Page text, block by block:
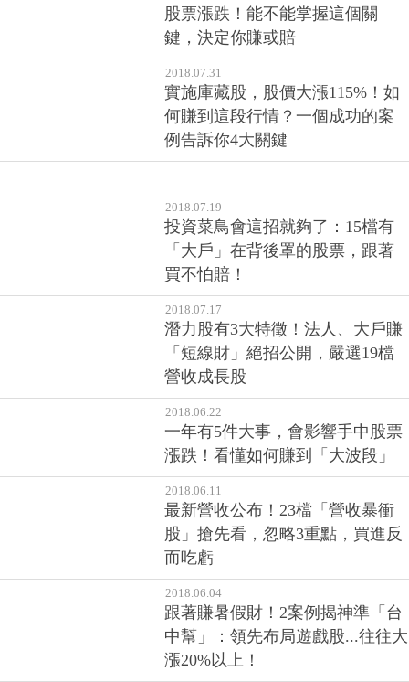
股票漲跌！能不能掌握這個關
鍵，決定你賺或賠
2018.07.31
實施庫藏股，股價大漲115%！如
何賺到這段行情？一個成功的案
例告訴你4大關鍵
2018.07.19
投資菜鳥會這招就夠了：15檔有
「大戶」在背後罩的股票，跟著
買不怕賠！
2018.07.17
潛力股有3大特徵！法人、大戶賺
「短線財」絕招公開，嚴選19檔
營收成長股
2018.06.22
一年有5件大事，會影響手中股票
漲跌！看懂如何賺到「大波段」
2018.06.11
最新營收公布！23檔「營收暴衝
股」搶先看，忽略3重點，買進反
而吃虧
2018.06.04
跟著賺暑假財！2案例揭神準「台
中幫」：領先布局遊戲股...往往大
漲20%以上！